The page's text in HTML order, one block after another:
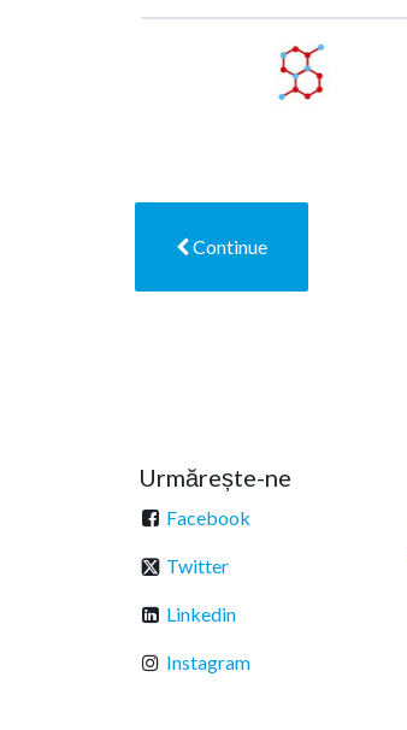
Continue
Urmărește-ne
Facebook
Twitter
Linkedin
Instagram